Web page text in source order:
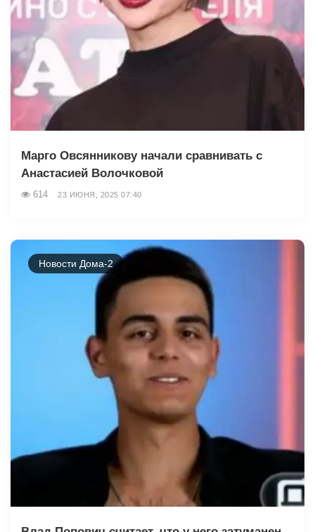
Марго Овсянникову начали сравнивать с
Анастасией Волочковой
614 23 ИЮНЯ, 2025 07:40
Новости Дома-2